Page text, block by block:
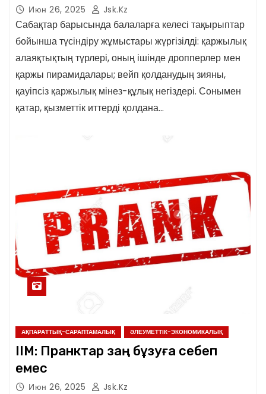
сауықтыру лагерінде қаржылық
қауіпсіздік тақырыбында сабақтар
ұйымдастырып, өткізді.
Июн 26, 2025 Jsk.kz
Сабақтар барысында балаларға келесі тақырыптар
бойынша түсіндіру жұмыстары жүргізілді: қаржылық
алаяқтықтың түрлері, оның ішінде дропперлер мен
қаржы пирамидалары; вейп қолданудың зияны,
қауіпсіз қаржылық мінез-құлық негіздері. Сонымен
қатар, қызметтік иттерді қолдана…
АҚПАРАТТЫҚ-САРАПТАМАЛЫҚ ӘЛЕУМЕТТІК-ЭКОНОМИКАЛЫҚ
ІІМ: Пранктар заң бұзуға себеп
емес
Июн 26, 2025 Jsk.kz